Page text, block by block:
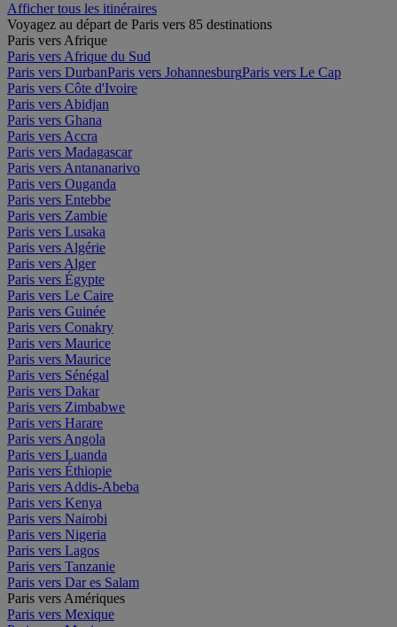
Afficher tous les itinéraires
Voyagez au départ de Paris vers 85 destinations
Paris vers Afrique
Paris vers Afrique du Sud
Paris vers DurbanParis vers JohannesburgParis vers Le Cap
Paris vers Côte d'Ivoire
Paris vers Abidjan
Paris vers Ghana
Paris vers Accra
Paris vers Madagascar
Paris vers Antananarivo
Paris vers Ouganda
Paris vers Entebbe
Paris vers Zambie
Paris vers Lusaka
Paris vers Algérie
Paris vers Alger
Paris vers Égypte
Paris vers Le Caire
Paris vers Guinée
Paris vers Conakry
Paris vers Maurice
Paris vers Maurice
Paris vers Sénégal
Paris vers Dakar
Paris vers Zimbabwe
Paris vers Harare
Paris vers Angola
Paris vers Luanda
Paris vers Éthiopie
Paris vers Addis-Abeba
Paris vers Kenya
Paris vers Nairobi
Paris vers Nigeria
Paris vers Lagos
Paris vers Tanzanie
Paris vers Dar es Salam
Paris vers Amériques
Paris vers Mexique